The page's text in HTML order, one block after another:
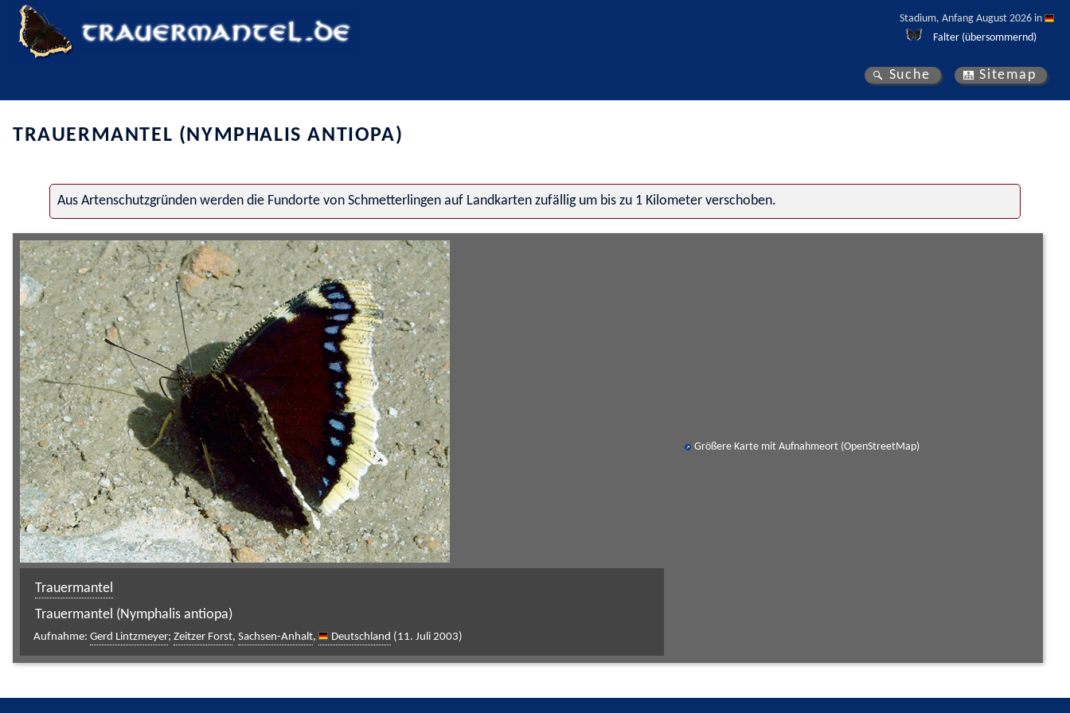
Stadium, Anfang August 2026 in
Falter (übersommernd)
Suche Sitemap
TRAUERMANTEL (NYMPHALIS ANTIOPA)
Aus Artenschutzgründen werden die Fundorte von Schmetterlingen auf Landkarten zufällig um bis zu 1 Kilometer verschoben.
Trauermantel
Trauermantel (Nymphalis antiopa)
Aufnahme: Gerd Lintzmeyer; Zeitzer Forst, Sachsen-Anhalt, Deutschland (11. Juli 2003)
Größere Karte mit Aufnahmeort (OpenStreetMap)